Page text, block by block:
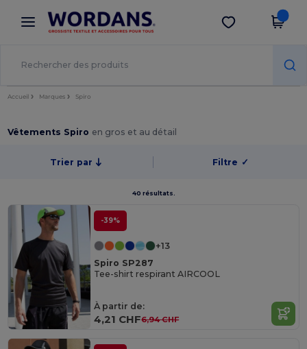
× Appli Wordans
Meilleurs prix sur l’app !
Obtenir l'appli
Accueil Marques Spiro
Vêtements Spiro en gros et au détail
Trier par Filtre ✓
40 résultats.
-39%
+13
Spiro SP287
Tee-shirt respirant AIRCOOL
À partir de:
4,21 CHF6,94 CHF